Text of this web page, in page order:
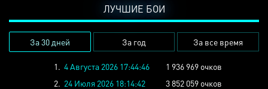
ЛУЧШИЕ БОИ
За 30 дней За год За все время
1. 4 Августа 2026 17:44:46
1 936 969 очков
2. 24 Июля 2026 18:14:42
3 852 059 очков